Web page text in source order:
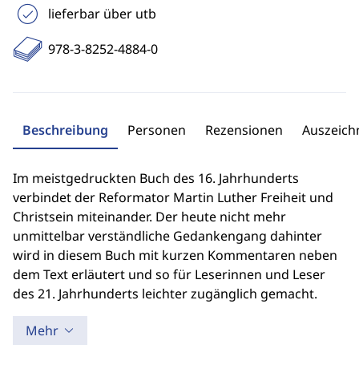
lieferbar über utb
978-3-8252-4884-0
Beschreibung Personen Rezensionen
Im meistgedruckten Buch des 16. Jahrhunderts
verbindet der Reformator Martin Luther Freiheit und
Christsein miteinander. Der heute nicht mehr
unmittelbar verständliche Gedankengang dahinter
wird in diesem Buch mit kurzen Kommentaren neben
dem Text erläutert und so für Leserinnen und Leser
des 21. Jahrhunderts leichter zugänglich gemacht.
Mehr